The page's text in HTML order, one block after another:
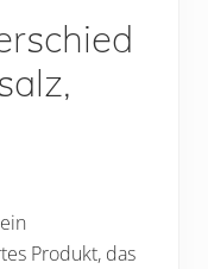
Produkt, das